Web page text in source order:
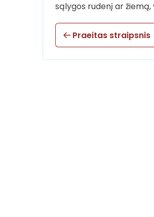
sąlygos rudenį ar
Praeitas straipsnis